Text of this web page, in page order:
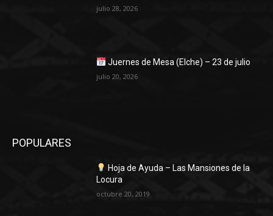
julio 28, 2026
Juernes de Mesa (Elche) – 23 de julio
julio 20, 2026
POPULARES
Hoja de Ayuda – Las Mansiones de la
Locura
octubre 20, 2019